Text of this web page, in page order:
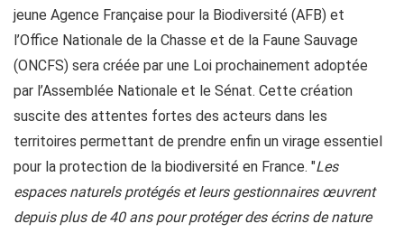
jeune Agence Française pour la Biodiversité (AFB) et
l’Office Nationale de la Chasse et de la Faune Sauvage
(ONCFS) sera créée par une Loi prochainement adoptée
par l’Assemblée Nationale et le Sénat. Cette création
suscite des attentes fortes des acteurs dans les
territoires permettant de prendre enfin un virage essentiel
pour la protection de la biodiversité en France. "Les
espaces naturels protégés et leurs gestionnaires œuvrent
depuis plus de 40 ans pour protéger des écrins de nature